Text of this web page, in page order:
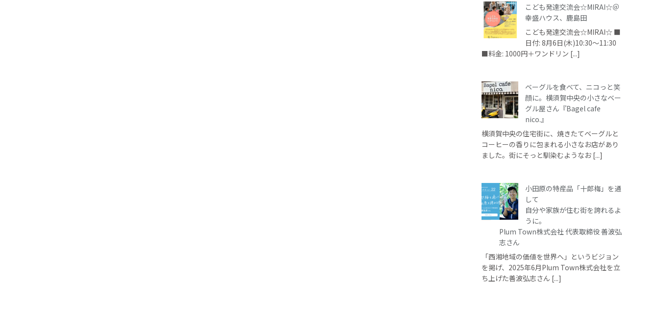
こども発達交流会☆MIRAI☆＠
幸盛ハウス、鹿島田
こども発達交流会☆MIRAI☆ ■
日付: 8月6日(木)10:30～11:30
■料金: 1000円＋ワンドリン [...]
ベーグルを食べて、ニコっと笑
顔に。横須賀中央の小さなベー
グル屋さん『Bagel cafe
nico.』
横須賀中央の住宅街に、焼きたてベーグルと
コーヒーの香りに包まれる小さなお店があり
ました。街にそっと馴染むようなお [...]
小田原の特産品「十郎梅」を通
して
自分や家族が住む街を誇れるよ
うに。
Plum Town株式会社 代表取締役 善波弘
志さん
「西湘地域の価値を世界へ」というビジョン
を掲げ、2025年6月Plum Town株式会社を立
ち上げた善波弘志さん [...]